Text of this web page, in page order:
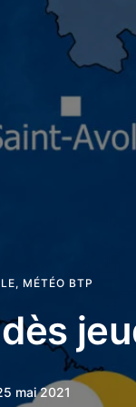
, MÉTÉO BTP
mai 2021